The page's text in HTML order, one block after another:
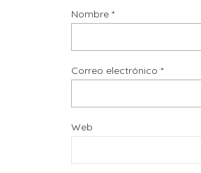
Nombre *
Correo electrónico *
Web